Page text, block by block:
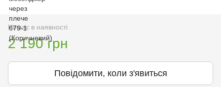
Немає в наявності
2 190 грн
Повідомити, коли з'явиться